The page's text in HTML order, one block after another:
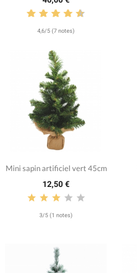
4,6/5 (7 notes)
Mini sapin artificiel vert 45cm
12,50 €
3/5 (1 notes)